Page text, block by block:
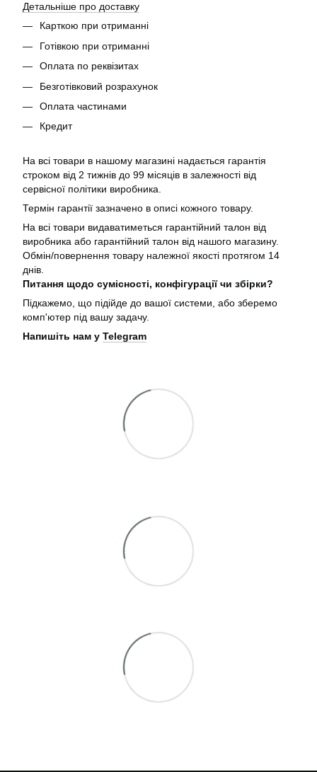
Детальніше про доставку
Карткою при отриманні
Готівкою при отриманні
Оплата по реквізитах
Безготівковий розрахунок
Оплата частинами
Кредит
На всі товари в нашому магазині надається гарантія
строком від 2 тижнів до 99 місяців в залежності від
сервісної політики виробника.
Термін гарантії зазначено в описі кожного товару.
На всі товари видаватиметься гарантійний талон від
виробника або гарантійний талон від нашого магазину.
Обмін/повернення товару належної якості протягом 14
днів.
Питання щодо сумісності, конфігурації чи збірки?
Підкажемо, що підійде до вашої системи, або зберемо
комп'ютер під вашу задачу.
Напишіть нам у Telegram